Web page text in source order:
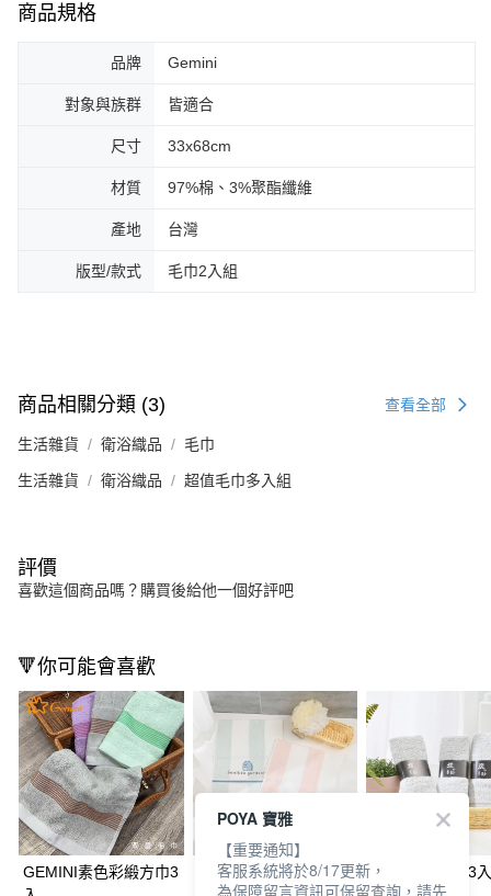
商品規格
品牌 Gemini
對象與族群 皆適合
尺寸 33x68cm
材質 97%棉、3%聚酯纖維
產地 台灣
版型/款式 毛巾2入組
商品相關分類 (3) 查看全部
生活雜貨 衛浴織品 毛巾
生活雜貨 衛浴織品 超值毛巾多入組
評價
喜歡這個商品嗎？購買後給他一個好評吧
🔻你可能會喜歡
GEMINI素色彩緞方巾3
角落小夥伴童巾(2入)-
亮星竹炭毛巾(3
POYA 寶雅
【重要通知】
客服系統將於8/17更新，
為保障留言資訊可保留查詢，請先